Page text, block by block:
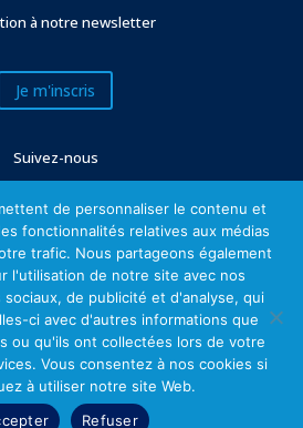
à notre newsletter
Je m'inscris
Suivez-nous
légales
de personnaliser le contenu et
fonctionnalités relatives aux médias
trafic. Nous partageons également
l'utilisation de notre site avec nos
sociaux, de publicité et d'analyse, qui
ci avec d'autres informations que
ou qu'ils ont collectées lors de votre
Vous consentez à nos cookies si
à utiliser notre site Web.
Refuser